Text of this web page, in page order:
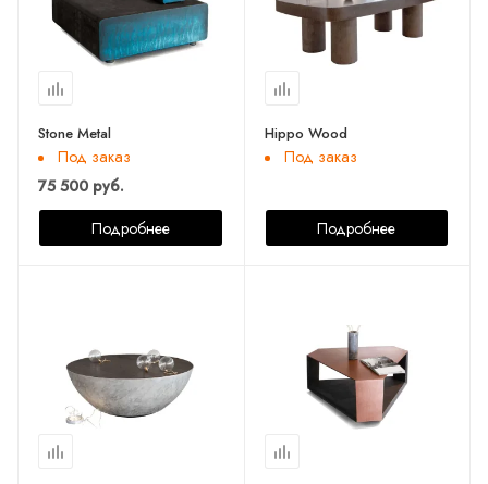
Stone Metal
Под заказ
75 500 руб.
Подробнее
Hippo Wood
Под заказ
Подробнее